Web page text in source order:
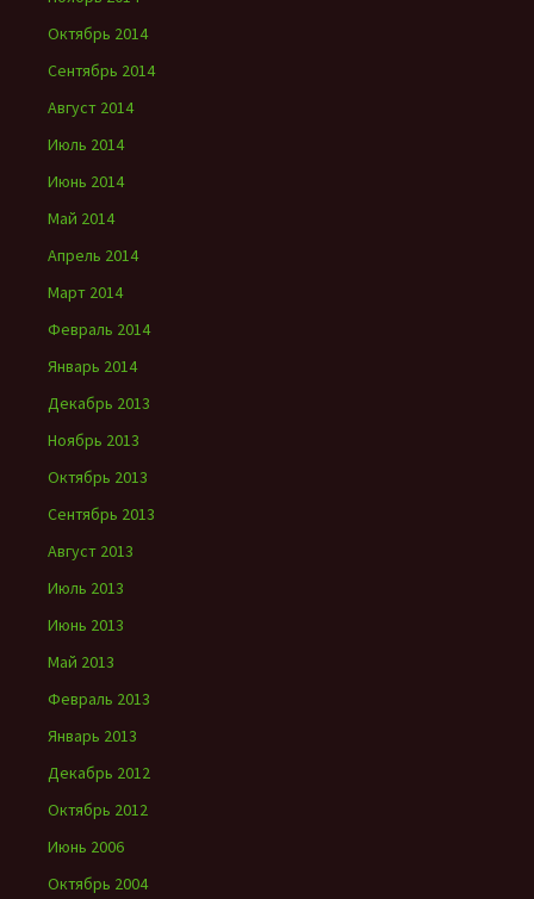
Октябрь 2014
Сентябрь 2014
Август 2014
Июль 2014
Июнь 2014
Май 2014
Апрель 2014
Март 2014
Февраль 2014
Январь 2014
Декабрь 2013
Ноябрь 2013
Октябрь 2013
Сентябрь 2013
Август 2013
Июль 2013
Июнь 2013
Май 2013
Февраль 2013
Январь 2013
Декабрь 2012
Октябрь 2012
Июнь 2006
Октябрь 2004